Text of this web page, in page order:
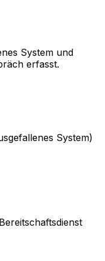
System und
erfasst.
System)